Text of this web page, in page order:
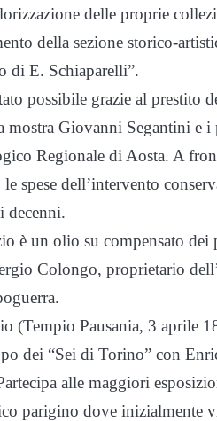
delle proprie
della sezione storico-
di E. Schiaparelli”.
possibile grazie al
mostra Giovanni Segantini e
Regionale di Aosta. A
le spese dell’intervento
decenni.
è un olio su compensato
Colongo, proprietario
(Tempio Pausania, 3 aprile
dei “Sei di Torino” con
alle maggiori
parigino dove inizialmente